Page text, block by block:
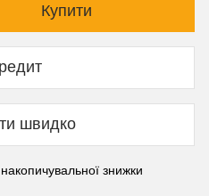
Купити
швидко
знижки